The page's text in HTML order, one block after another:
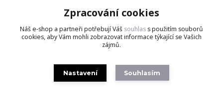
shop@brandscapital.cz
Zpracování cookies
Náš e-shop a partneři potřebují Váš souhlas s použitím souborů
cookies, aby Vám mohli zobrazovat informace týkající se Vašich
zájmů.
Nastavení Souhlasím